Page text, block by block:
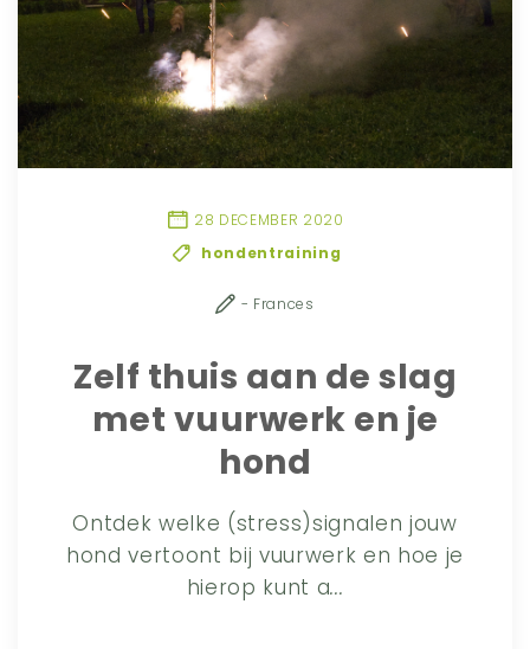
28 DECEMBER 2020
hondentraining
- Frances
Zelf thuis aan de slag
met vuurwerk en je
hond
Ontdek welke (stress)signalen jouw
hond vertoont bij vuurwerk en hoe je
hierop kunt a...